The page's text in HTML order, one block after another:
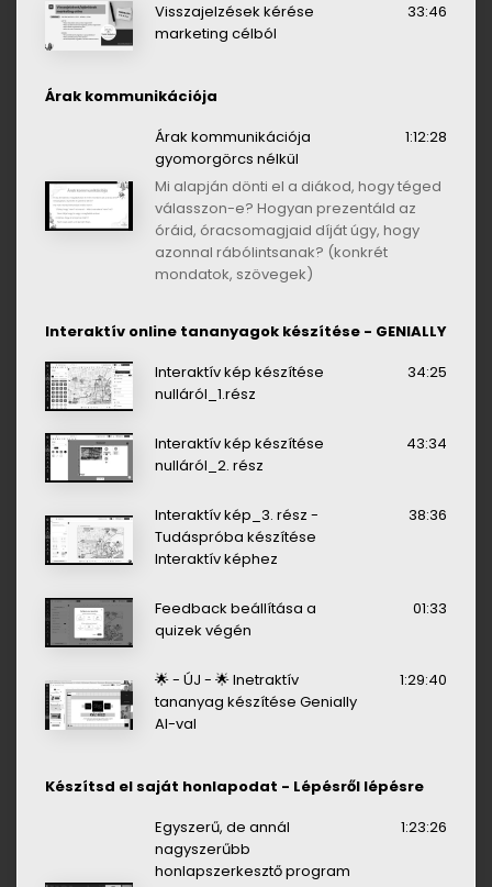
Visszajelzések kérése
marketing célból
33:46
Árak kommunikációja
Árak kommunikációja
gyomorgörcs nélkül
1:12:28
Mi alapján dönti el a diákod, hogy téged
válasszon-e? Hogyan prezentáld az
óráid, óracsomagjaid díját úgy, hogy
azonnal rábólintsanak? (konkrét
mondatok, szövegek)
Interaktív online tananyagok készítése - GENIALLY
Interaktív kép készítése
nulláról_1.rész
34:25
Interaktív kép készítése
nulláról_2. rész
43:34
Interaktív kép_3. rész -
Tudáspróba készítése
Interaktív képhez
38:36
Feedback beállítása a
quizek végén
01:33
🌟 - ÚJ - 🌟 Inetraktív
tananyag készítése Genially
AI-val
1:29:40
Készítsd el saját honlapodat - Lépésről lépésre
Egyszerű, de annál
nagyszerűbb
honlapszerkesztő program
1:23:26